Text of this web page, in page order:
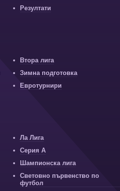
Резултати
Втора лига
Зимна подготовка
Евротурнири
Ла Лига
Серия А
Шампионска лига
Световно първенство по
футбол